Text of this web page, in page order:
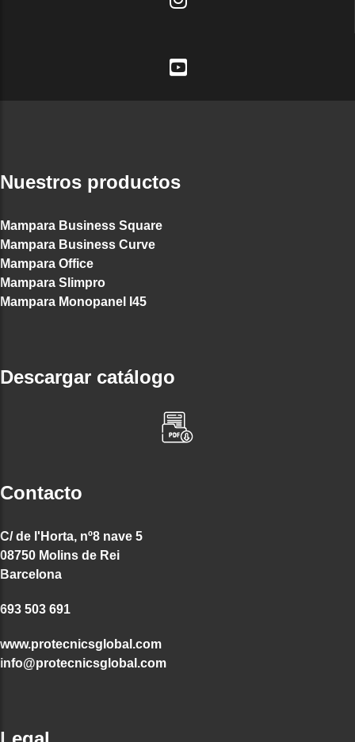
Nuestros productos
Mampara Business Square
Mampara Business Curve
Mampara Office
Mampara Slimpro
Mampara Monopanel I45
Descargar catálogo
Contacto
C/ de l'Horta, nº8 nave 5
08750 Molins de Rei
Barcelona
693 503 691
www.protecnicsglobal.com
info@protecnicsglobal.com